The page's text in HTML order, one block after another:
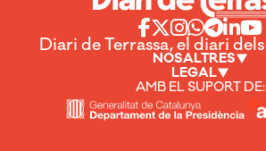
Diari de Terrassa, el diari
NOSALTRES
LEGAL
AMB EL SUPORT DE: